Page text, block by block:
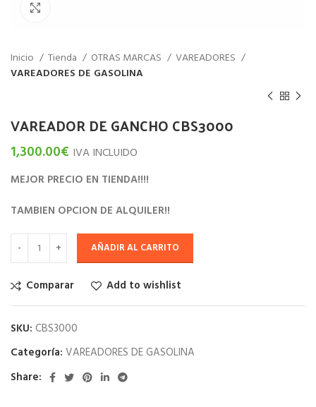
Inicio Tienda OTRAS MARCAS
VAREADORES
VAREADORES DE GASOLINA
VAREADOR DE GANCHO CBS3000
1,300.00€ IVA INCLUIDO
MEJOR PRECIO EN TIENDA!!!!
TAMBIEN OPCION DE ALQUILER!!
AÑADIR AL CARRITO
Comparar Add to wishlist
SKU: CBS3000
Categoría: VAREADORES DE GASOLINA
Share: